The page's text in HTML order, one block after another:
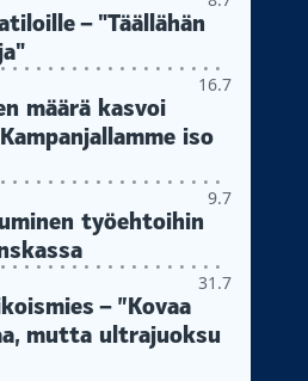
– "Täällähän
16.7
määrä kasvoi
iso
9.7
työehtoihin
31.7
– ”Kovaa
mutta ultrajuoksu